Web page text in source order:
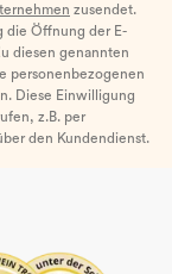
zusendet.
die Öffnung der E-
diesen genannten
personenbezogenen
Diese Einwilligung
z.B. per
den Kundendienst.